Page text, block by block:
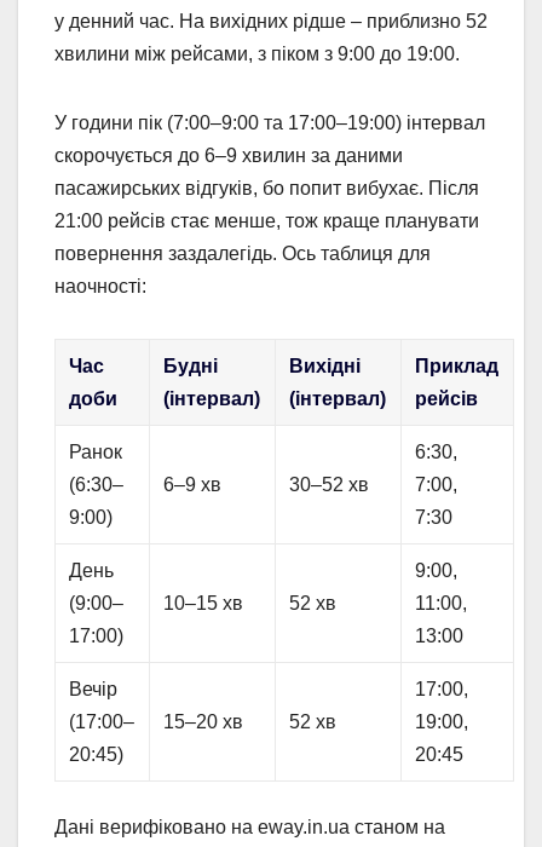
у денний час. На вихідних рідше – приблизно 52
хвилини між рейсами, з піком з 9:00 до 19:00.
У години пік (7:00–9:00 та 17:00–19:00) інтервал
скорочується до 6–9 хвилин за даними
пасажирських відгуків, бо попит вибухає. Після
21:00 рейсів стає менше, тож краще планувати
повернення заздалегідь. Ось таблиця для
наочності:
Час
доби
Будні
(інтервал)
Вихідні
(інтервал)
Приклад
рейсів
Ранок
(6:30–
9:00)
6–9 хв 30–52 хв
6:30,
7:00,
7:30
День
(9:00–
17:00)
10–15 хв 52 хв
9:00,
11:00,
13:00
Вечір
(17:00–
20:45)
15–20 хв 52 хв
17:00,
19:00,
20:45
Дані верифіковано на eway.in.ua станом на